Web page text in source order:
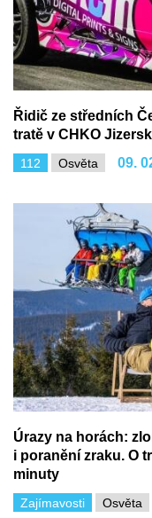
Řidič ze středních
tratě v CHKO
112 Osvěta 09.
Úrazy na horách:
i poranění zraku. O
minuty
Osvěta
Zajímavosti